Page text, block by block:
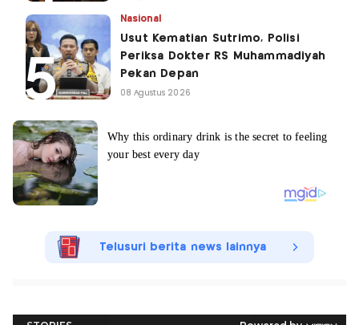
Nasional
Usut Kematian Sutrimo, Polisi
Periksa Dokter RS Muhammadiyah
Pekan Depan
08 Agustus 2026
Telusuri berita news lainnya